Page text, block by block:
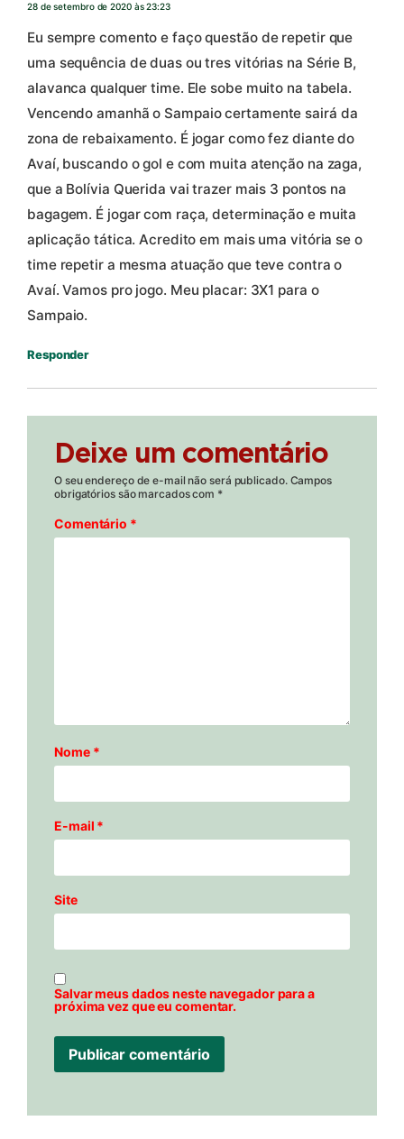
28 de setembro de 2020 às 23:23
Eu sempre comento e faço questão de repetir que
uma sequência de duas ou tres vitórias na Série B,
alavanca qualquer time. Ele sobe muito na tabela.
Vencendo amanhã o Sampaio certamente sairá da
zona de rebaixamento. É jogar como fez diante do
Avaí, buscando o gol e com muita atenção na zaga,
que a Bolívia Querida vai trazer mais 3 pontos na
bagagem. É jogar com raça, determinação e muita
aplicação tática. Acredito em mais uma vitória se o
time repetir a mesma atuação que teve contra o
Avaí. Vamos pro jogo. Meu placar: 3X1 para o
Sampaio.
Responder
Deixe um comentário
O seu endereço de e-mail não será publicado. Campos
obrigatórios são marcados com *
Comentário *
Nome *
E-mail *
Site
Salvar meus dados neste navegador para a
próxima vez que eu comentar.